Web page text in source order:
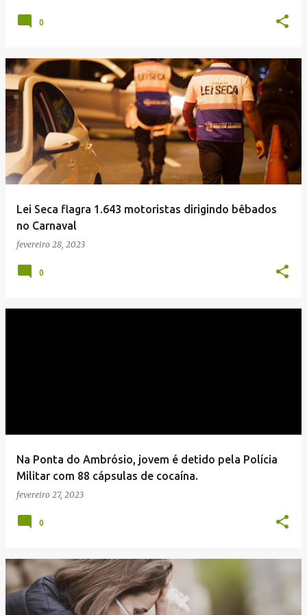
0
Lei Seca flagra 1.643 motoristas dirigindo bêbados
no Carnaval
fevereiro 28, 2023
0
Na Ponta do Ambrósio, jovem é detido pela Polícia
Militar com 88 cápsulas de cocaína.
fevereiro 27, 2023
0